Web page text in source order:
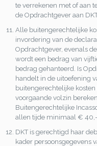
te verrekenen met of aan
de Opdrachtgever aan
Alle buitengerechtelijke
invordering van de
Opdrachtgever, evenals
wordt een bedrag van
bedrag gehanteerd. Is
handelt in de uitoefening
buitengerechtelijke
voorgaande volzin
Buitengerechtelijke
allen tijde minimaal € 40,-
DKT is gerechtigd haar
kader persoonsgegevens